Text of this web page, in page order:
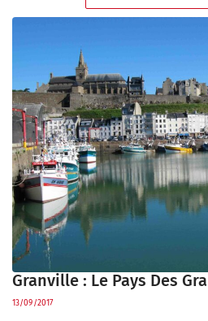
Granville : Le Pays Des
13/09/2017